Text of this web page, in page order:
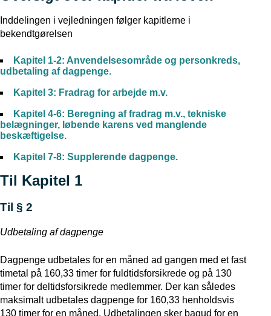
Inddelingen i vejledningen følger kapitlerne i
bekendtgørelsen
Kapitel 1-2: Anvendelsesområde og personkreds,
udbetaling af dagpenge.
Kapitel 3: Fradrag for arbejde m.v.
Kapitel 4-6: Beregning af fradrag m.v., tekniske
belægninger, løbende karens ved manglende
beskæftigelse.
Kapitel 7-8: Supplerende dagpenge.
Til Kapitel 1
Til § 2
Udbetaling af dagpenge
Dagpenge udbetales for en måned ad gangen med et fast
timetal på 160,33 timer for fuldtidsforsikrede og på 130
timer for deltidsforsikrede medlemmer. Der kan således
maksimalt udbetales dagpenge for 160,33 henholdsvis
130 timer for en måned. Udbetalingen sker bagud for en